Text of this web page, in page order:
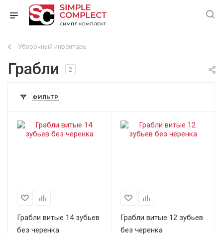
Уборочный инвентарь
Грабли 2
ФИЛЬТР
Грабли витые 14 зубьев
без черенка
Грабли витые 12 зубьев
без черенка